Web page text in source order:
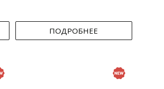
ПОДРОБНЕЕ